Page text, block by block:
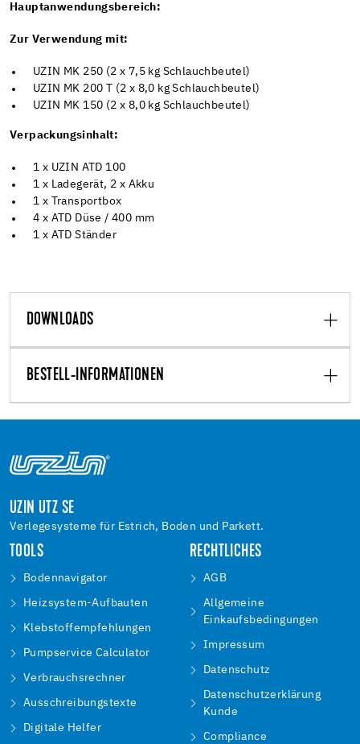
Hauptanwendungsbereich:
Zur Verwendung mit:
UZIN MK 250 (2 x 7,5 kg Schlauchbeutel)
UZIN MK 200 T (2 x 8,0 kg Schlauchbeutel)
UZIN MK 150 (2 x 8,0 kg Schlauchbeutel)
Verpackungsinhalt:
1 x UZIN ATD 100
1 x Ladegerät, 2 x Akku
1 x Transportbox
4 x ATD Düse / 400 mm
1 x ATD Ständer
DOWNLOADS
BESTELL-INFORMATIONEN
UZIN UTZ SE
Verlegesysteme für Estrich, Boden und Parkett.
TOOLS
Bodennavigator
Heizsystem-Aufbauten
Klebstoffempfehlungen
Pumpservice Calculator
Verbrauchsrechner
Ausschreibungstexte
Digitale Helfer
RECHTLICHES
AGB
Allgemeine
Einkaufsbedingungen
Impressum
Datenschutz
Datenschutzerklärung
Kunde
Compliance